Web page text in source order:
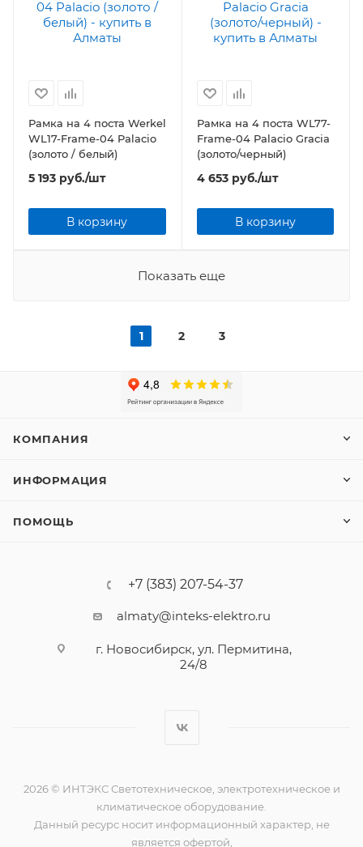
Рамка на 4 поста Werkel
WL17-Frame-04 Palacio
(золото / белый)
5 193 руб./шт
В корзину
Рамка на 4 поста WL77-
Frame-04 Palacio Gracia
(золото/черный)
4 653руб./шт
В корзину
Показать еще
1 2 3
КОМПАНИЯ
ИНФОРМАЦИЯ
ПОМОЩЬ
+7 (383) 207-54-37
almaty@inteks-elektro.ru
г. Новосибирск, ул. Пермитина,
24/8
2026 © ИНТЭКС Светотехническое, электротехническое и
климатическое оборудование.
Данный ресурс носит информационный характер, не
является офертой,